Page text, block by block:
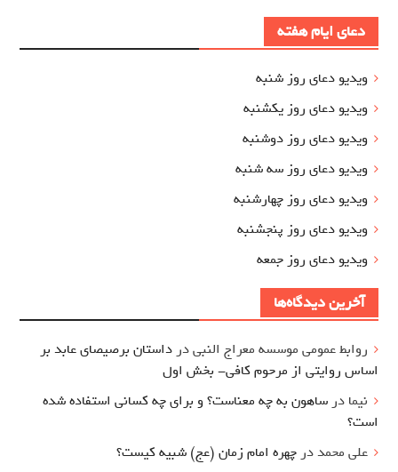
دعای ایام هفته
ویدیو دعای روز شنبه
ویدیو دعای روز یکشنبه
ویدیو دعای روز دوشنبه
ویدیو دعای روز سه شنبه
ویدیو دعای روز چهارشنبه
ویدیو دعای روز پنجشنبه
ویدیو دعای روز جمعه
آخرین دیدگاه‌ها
روابط عمومی موسسه معراج النبیدر داستان برصیصای عابد بر
اساس روایتی از مرحوم کافی- بخش اول
نیما در ساهون به چه معناست؟ و برای چه کسانی استفاده شده
است؟
علی محمددر چهره امام زمان (عج) شبیه کیست؟